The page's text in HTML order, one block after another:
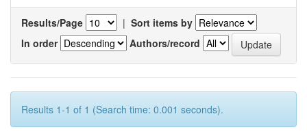
Results/Page | Sort items by
In order
Authors/record
Results 1-1 of 1 (Search time: 0.001 seconds).